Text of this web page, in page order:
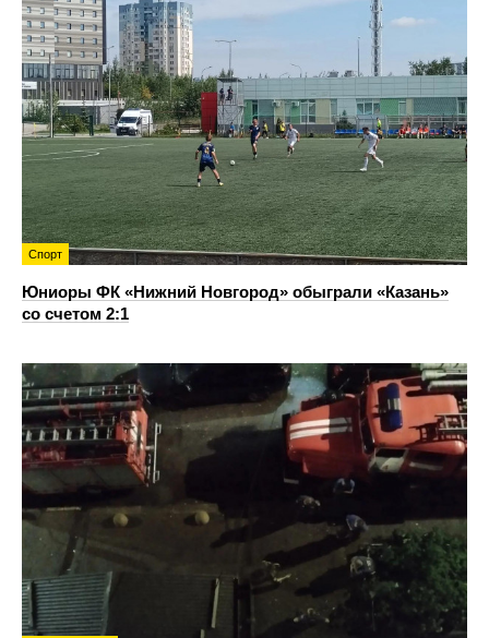
Спорт
Юниоры ФК «Нижний Новгород» обыграли «Казань»
со счетом 2:1